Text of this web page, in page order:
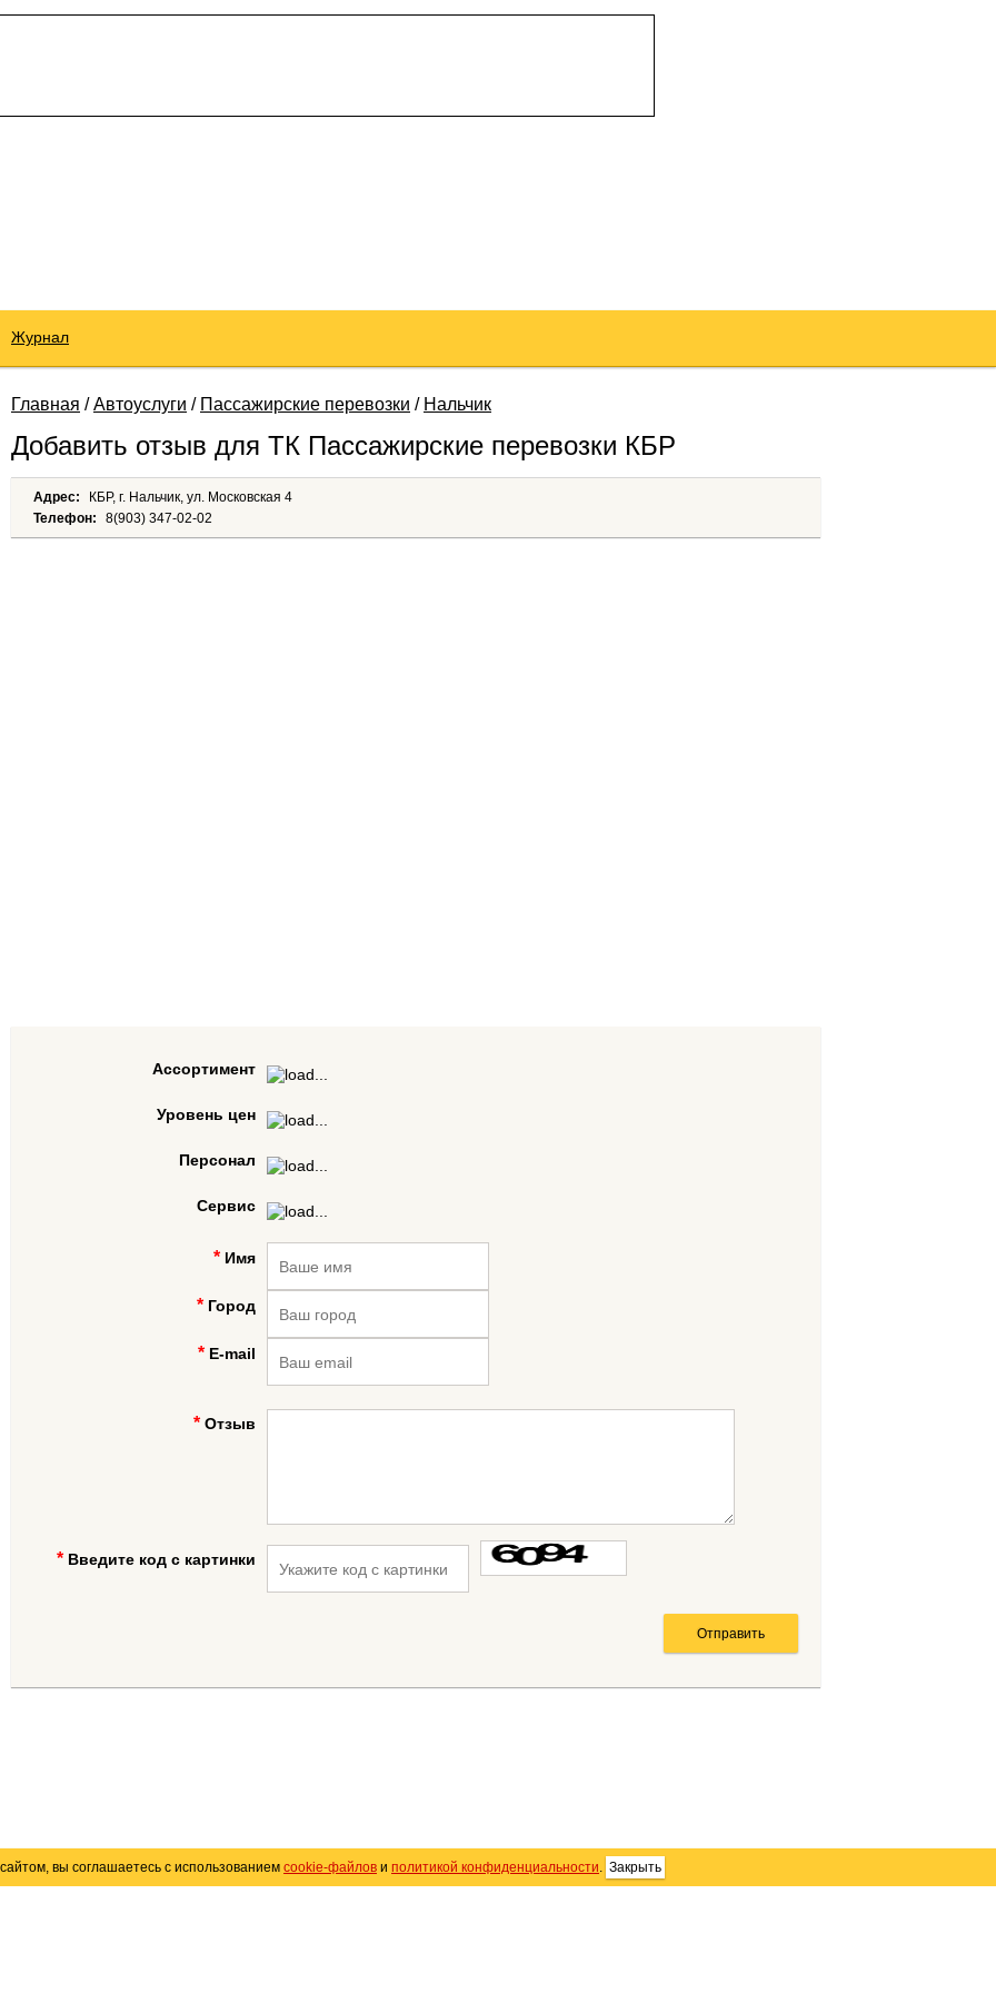
Журнал
Главная /Автоуслуги / Пассажирские перевозки / Нальчик
Добавить отзыв для ТК Пассажирские перевозки КБР
Адрес:
КБР, г. Нальчик, ул. Московская 4
Телефон:
8(903) 347-02-02
Ассортимент
Уровень цен
Персонал
Сервис
Имя
Город
E-mail
Отзыв
Введите код с картинки
вы соглашаетесь с использованием cookie-файлов и политикой конфиденциальности. Закрыть